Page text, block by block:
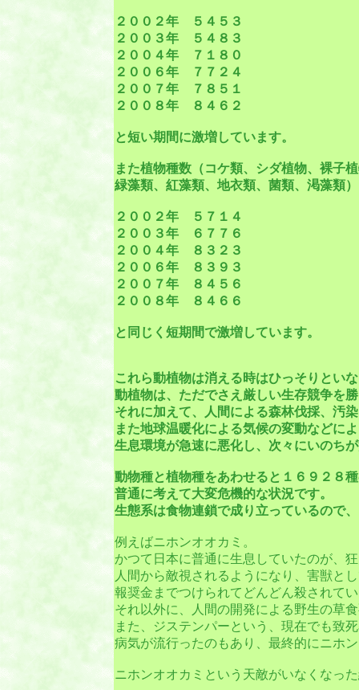
２００２年 ５４５３
２００３年 ５４８３
２００４年 ７１８０
２００６年 ７７２４
２００７年 ７８５１
２００８年 ８４６２
と短い期間に激増しています。
また植物種数（コケ類、シダ植物、裸子
緑藻類、紅藻類、地衣類、菌類、渇藻類
２００２年 ５７１４
２００３年 ６７７６
２００４年 ８３２３
２００６年 ８３９３
２００７年 ８４５６
２００８年 ８４６６
と同じく短期間で激増しています。
これら動植物は消える時はひっそりとい
動植物は、ただでさえ厳しい生存競争を
それに加えて、人間による森林伐採、汚
また地球温暖化による気候の変動などに
生息環境が急速に悪化し、次々にいのち
動物種と植物種をあわせると１６９２８
普通に考えて大変危機的な状況です。
生態系は食物連鎖で成り立っているので
例えばニホンオオカミ。
かつて日本に普通に生息していたのが、
人間から敵視されるようになり、害獣と
報奨金までつけられてどんどん殺されて
それ以外に、人間の開発による野生の草
また、ジステンパーという、現在でも致
病気が流行ったのもあり、最終的にニホ
ニホンオオカミという天敵がいなくなっ